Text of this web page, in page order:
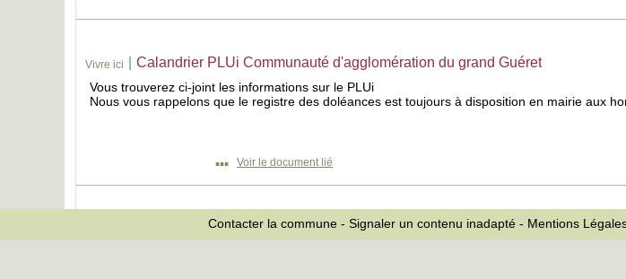
Vivre ici Calandrier PLUi Communauté d'agglomération du grand Guéret
Vous trouverez ci-joint les informations sur le PLUi
Nous vous rappelons que le registre des doléances est toujours à disposition en mairie aux
▪▪▪ Voir le document lié
DECOUVERTE DE NOTRE ENVIRONNEMENT
Contacter la commune - Signaler un contenu inadapté - Mentions